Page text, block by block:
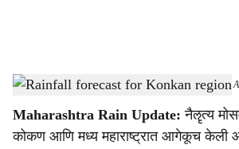
a
Monsoon advances in Konkan and Central Maharashtra-
Maharashtra Rain Update: नैॡत्य
कोकण आणि मध्य महाराष्ट्रात आगेकूच केली